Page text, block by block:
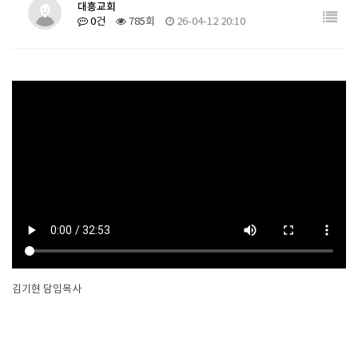
대흥교회
0건 785회 26-04-12 20:10
김기현 담임목사